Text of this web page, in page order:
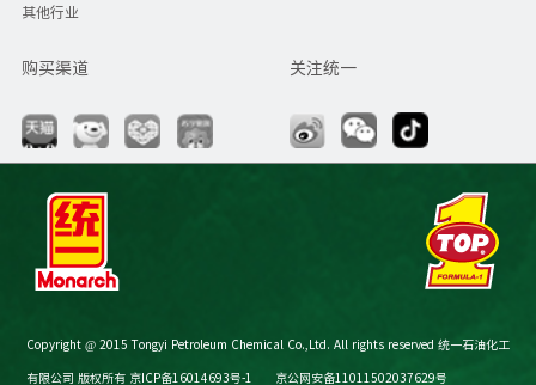
其他行业
购买渠道 关注统一
Copyright @ 2015 Tongyi Petroleum Chemical Co.,Ltd. All rights reserved 统一石油化工
有限公司 版权所有 京ICP备16014693号-1 京公网安备11011502037629号